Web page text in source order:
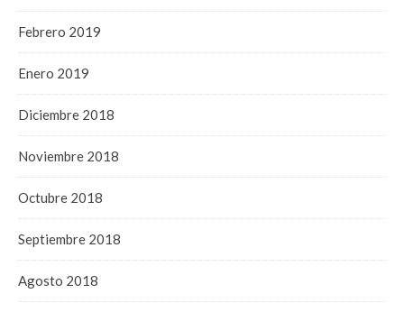
Febrero 2019
Enero 2019
Diciembre 2018
Noviembre 2018
Octubre 2018
Septiembre 2018
Agosto 2018